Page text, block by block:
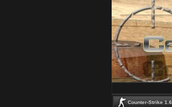
Counter-Strike 1.6